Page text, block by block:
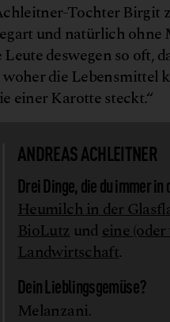
Tochter Birgit
und natürlich
deswegen so oft,
die
einer Karotte steckt.“
ANDREAS ACHLEITNER
Drei Dinge, die du immer
Heumilch in der
BioLutz und eine
Landwirtschaft.
Dein Lieblingsgemüse?
Melanzani.